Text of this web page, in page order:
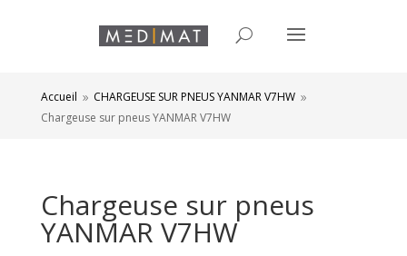
Accueil 9 CHARGEUSE SUR PNEUS YANMAR V7HW 9
Chargeuse sur pneus YANMAR V7HW
Chargeuse sur pneus
YANMAR V7HW